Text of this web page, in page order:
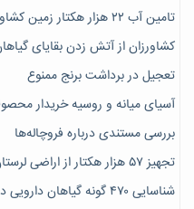
تامین آب ۲۲ هزار هکتار زمین کشاورزی از طریق سدهای خراسان شمالی
کشاورزان از آتش زدن بقایای
تعجیل در برداشت برنج ممنوع
آسیای میانه و روسیه خریدار
بررسی مستندی درباره فروچاله‌ها
تجهیز ۵۷ هزار هکتار از اراضی لرستان به سیستم آبیاری نوین
شناسایی ۴۷٠ گونه گیاهان دارویی در آذربایجان غربی